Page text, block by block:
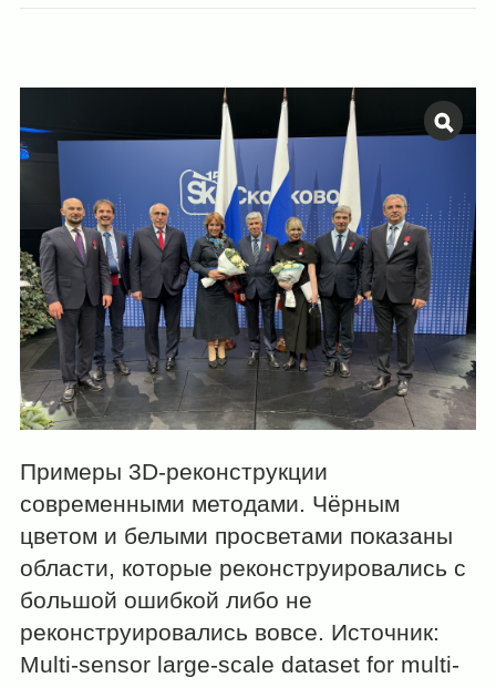
Примеры 3D-реконструкции
современными методами. Чёрным
цветом и белыми просветами показаны
области, которые реконструировались с
большой ошибкой либо не
реконструировались вовсе. Источник:
Multi-sensor large-scale dataset for multi-